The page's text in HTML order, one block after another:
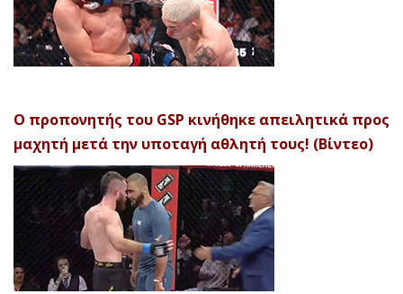
Ο προπονητής του GSP κινήθηκε απειλητικά προς
μαχητή μετά την υποταγή αθλητή τους! (Βίντεο)